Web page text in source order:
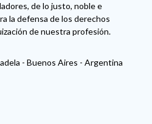
de lo justo, noble e
la defensa de los derechos
de nuestra profesión.
- Buenos Aires - Argentina